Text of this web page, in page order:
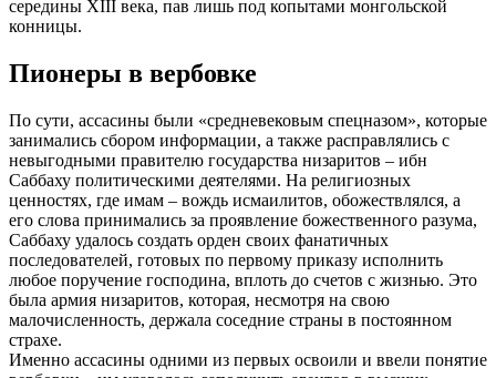
середины XIII века, пав лишь под копытами монгольской
конницы.
Пионеры в вербовке
По сути, ассасины были «средневековым спецназом», которые
занимались сбором информации, а также расправлялись с
невыгодными правителю государства низаритов – ибн
Саббаху политическими деятелями. На религиозных
ценностях, где имам – вождь исмаилитов, обожествлялся, а
его слова принимались за проявление божественного разума,
Саббаху удалось создать орден своих фанатичных
последователей, готовых по первому приказу исполнить
любое поручение господина, вплоть до счетов с жизнью. Это
была армия низаритов, которая, несмотря на свою
малочисленность, держала соседние страны в постоянном
страхе.
Именно ассасины одними из первых освоили и ввели понятие